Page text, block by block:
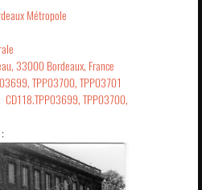
Métropole
33000 Bordeaux, France
TPP03700, TPP03701
CD118.TPP03699, TPP03700,